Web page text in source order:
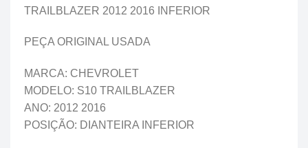
TRAILBLAZER 2012 2016 INFERIOR
PEÇA ORIGINAL USADA
MARCA: CHEVROLET
MODELO: S10 TRAILBLAZER
ANO: 2012 2016
POSIÇÃO: DIANTEIRA INFERIOR